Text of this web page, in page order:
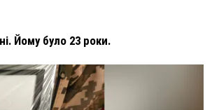
Йому було 23 роки.